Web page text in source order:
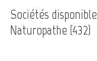
Sociétés
Naturopathe (432)